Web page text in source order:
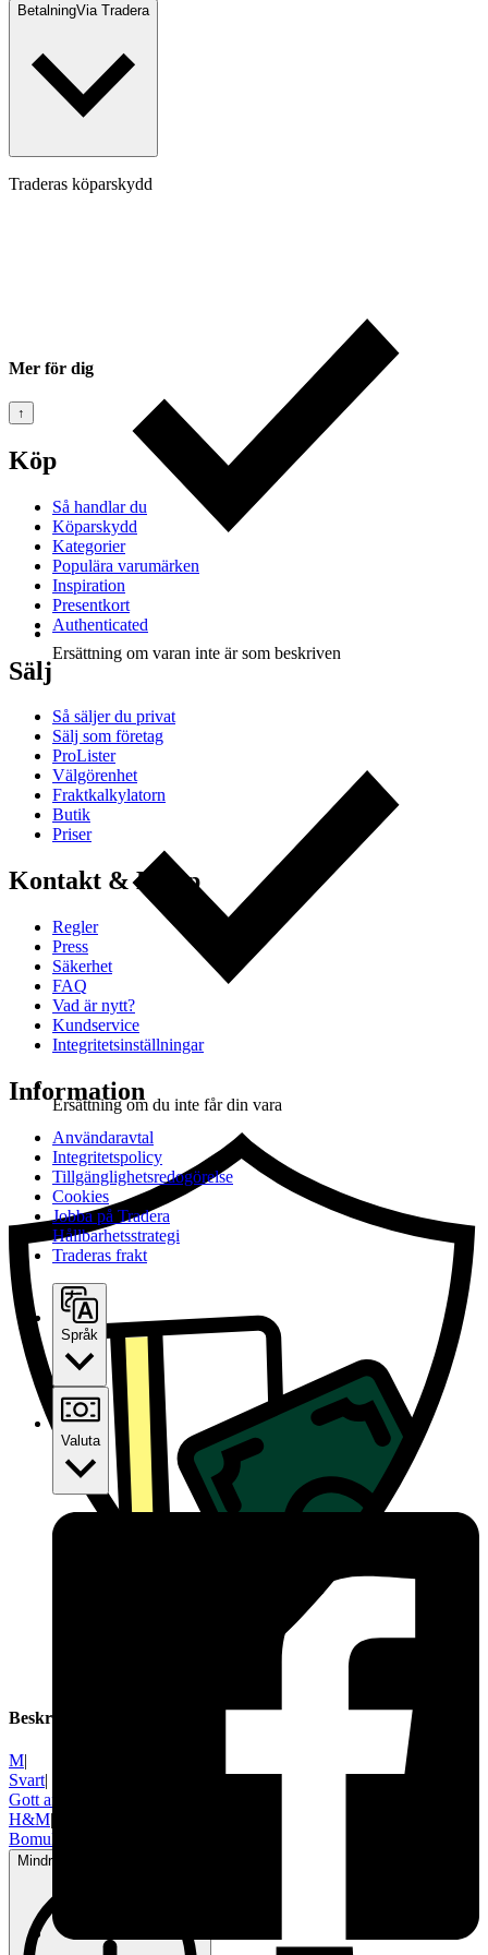
BetalningVia Tradera
Traderas köparskydd
Ersättning om varan inte är som beskriven
Ersättning om du inte får din vara
Beskrivning
M|
Svart|
Gott använt skick
H&M|
Bomull
Mindre tecken på användning
Mer för dig
↑
Köp
Så handlar du
Köparskydd
Kategorier
Populära varumärken
Inspiration
Presentkort
Authenticated
Sälj
Så säljer du privat
Sälj som företag
ProLister
Välgörenhet
Fraktkalkylatorn
Butik
Priser
Kontakt & Hjälp
Regler
Press
Säkerhet
FAQ
Vad är nytt?
Kundservice
Integritetsinställningar
Information
Användaravtal
Integritetspolicy
Tillgänglighetsredogörelse
Cookies
Jobba på Tradera
Hållbarhetsstrategi
Traderas frakt
Språk
Valuta